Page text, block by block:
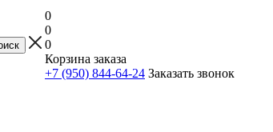
0
0
0
Корзина заказа
+7 (950) 844-64-24 Заказать звонок